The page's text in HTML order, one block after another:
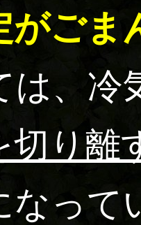
がごま
は、冷
切り離
なって